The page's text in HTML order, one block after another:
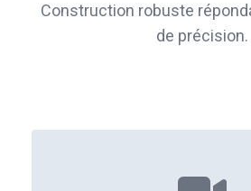
Construction robuste
de précision.